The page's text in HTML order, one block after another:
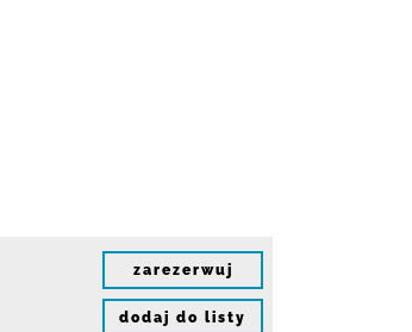
zarezerwuj
dodaj do listy